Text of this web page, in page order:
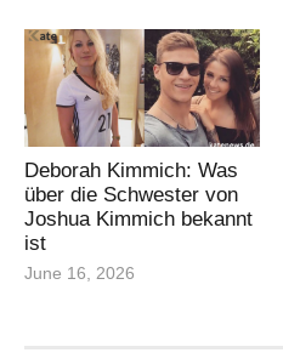
Deborah Kimmich: Was
über die Schwester von
Joshua Kimmich bekannt
ist
June 16, 2026